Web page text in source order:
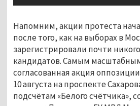
Напомним, акции протеста
после того, как на выборах в
зарегистрировали почти
кандидатов. Самым
согласованная акция
10 августа на проспекте
подсчётам «Белого счётчика»,